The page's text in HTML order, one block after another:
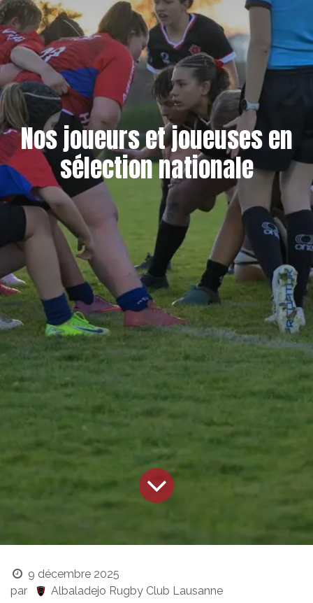
Nos joueurs et joueuses en
sélection nationale
9 décembre 2025
par
Albaladejo Rugby Club Lausanne